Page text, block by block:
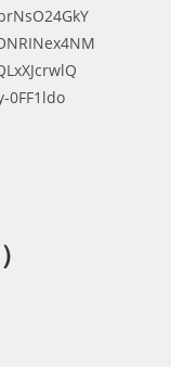
0FF1ldo